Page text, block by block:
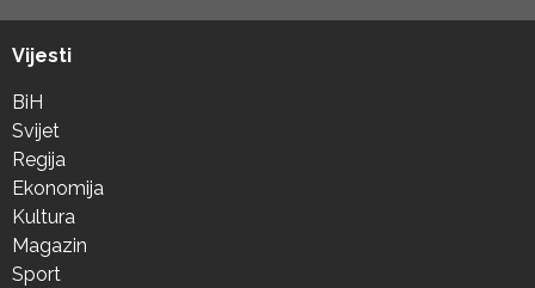
Vijesti
BiH
Svijet
Regija
Ekonomija
Kultura
Magazin
Sport